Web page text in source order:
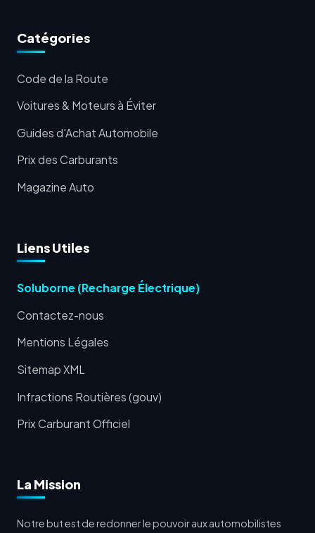
Catégories
Code de la Route
Voitures & Moteurs à Éviter
Guides d'Achat Automobile
Prix des Carburants
Magazine Auto
Liens Utiles
Soluborne (Recharge Électrique)
Contactez-nous
Mentions Légales
Sitemap XML
Infractions Routières (gouv)
Prix Carburant Officiel
La Mission
Notre but est de redonner le pouvoir aux automobilistes